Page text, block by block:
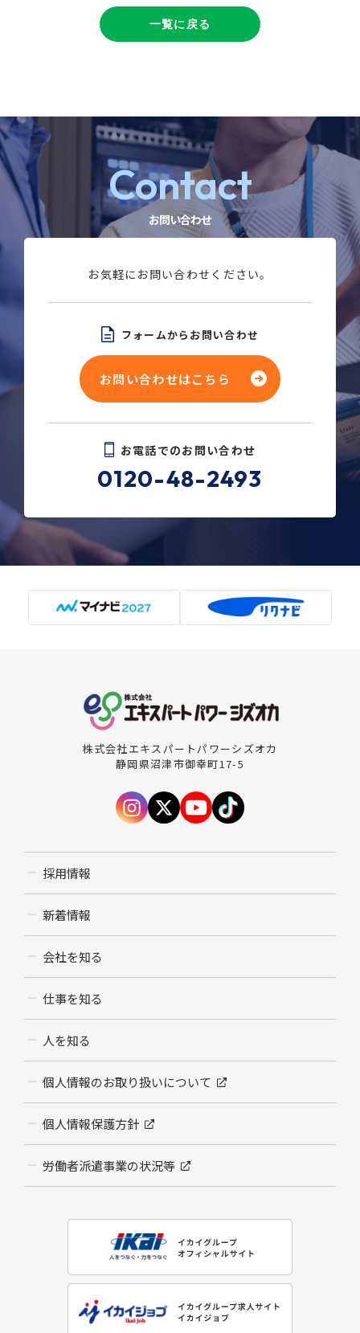
一覧に戻る
Contact
お問い合わせ
お気軽にお問い合わせください。
フォームからお問い合わせ
お問い合わせはこちら
お電話でのお問い合わせ
0120-48-2493
株式会社エキスパートパワーシズオカ
静岡県沼津市御幸町17-5
採用情報
新着情報
会社を知る
仕事を知る
人を知る
個人情報のお取り扱いについて
個人情報保護方針
労働者派遣事業の状況等